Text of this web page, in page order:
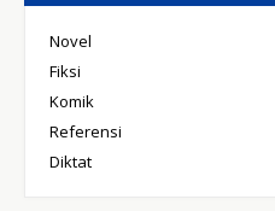
Novel
Fiksi
Komik
Referensi
Diktat